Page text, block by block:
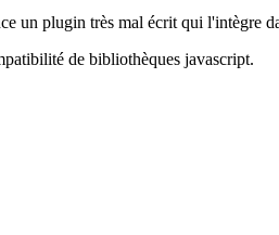
un plugin très mal écrit qui l'intègre
de bibliothèques javascript.